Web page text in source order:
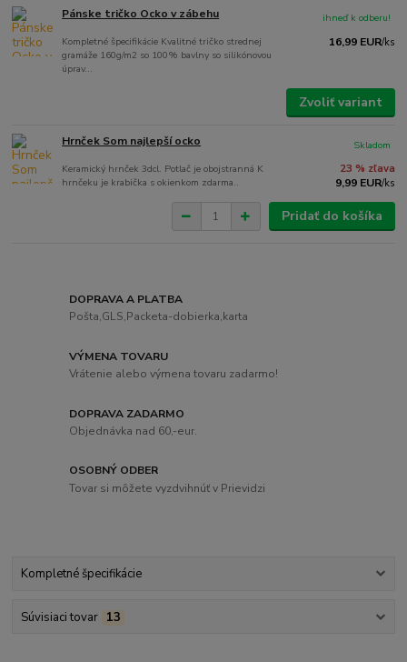
Pánske tričko Ocko v zábehu
Kompletné špecifikácie Kvalitné tričko strednej
gramáže 160g/m2 so 100% bavlny so silikónovou
úprav...
16,99 EUR/ks
ihneď k odberu!
Zvoliť variant
Hrnček Som najlepší ocko
Keramický hrnček 3dcl. Potlač je obojstranná K
hrnčeku je krabička s okienkom zdarma..
23 % zľava
9,99 EUR/ks
Skladom
Pridať do košíka
DOPRAVA A PLATBA
Pošta,GLS,Packeta-dobierka,karta
VÝMENA TOVARU
Vrátenie alebo výmena tovaru zadarmo!
DOPRAVA ZADARMO
Objednávka nad 60,-eur.
OSOBNÝ ODBER
Tovar si môžete vyzdvihnúť v Prievidzi
Kompletné špecifikácie
Súvisiaci tovar 13